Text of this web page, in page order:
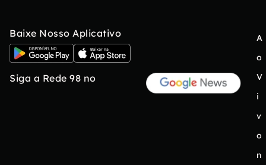
Baixe Nosso Aplicativo
Siga a Rede 98 no
A
o
V
i
v
o
n